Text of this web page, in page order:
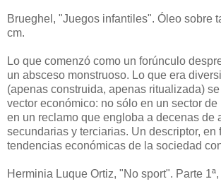
Brueghel, "Juegos infantiles". Óleo sobre
cm.
Lo que comenzó como un forúnculo
un absceso monstruoso. Lo que era
(apenas construida, apenas ritualizada)
vector económico: no sólo en un sector
en un reclamo que engloba a decenas de
secundarias y terciarias. Un descriptor, en
tendencias económicas de la sociedad
Herminia Luque Ortiz, "No sport". Parte